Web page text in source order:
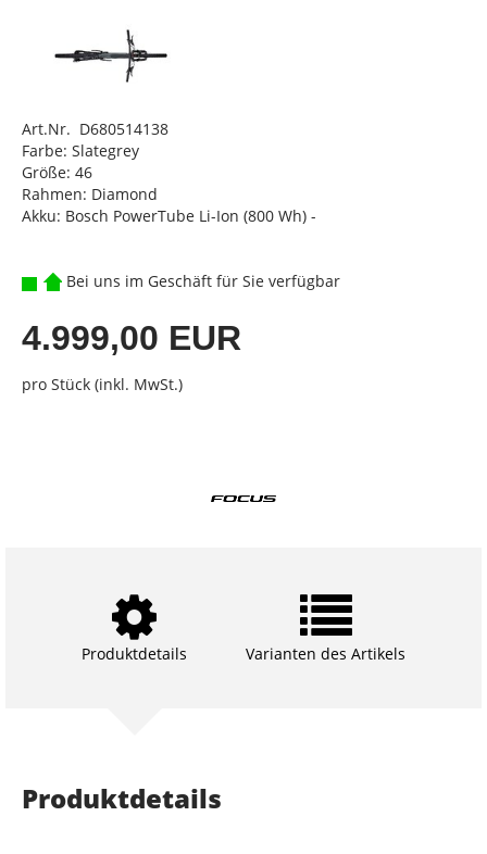
Art.Nr. D680514138
Farbe: Slategrey
Größe: 46
Rahmen: Diamond
Akku: Bosch PowerTube Li-Ion (800 Wh) -
Bei uns im Geschäft für Sie verfügbar
4.999,00 EUR
pro Stück (inkl. MwSt.)
Produktdetails Varianten des Artikels
Produktdetails